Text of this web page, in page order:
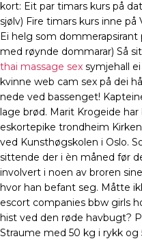
kort: Eit par timars kurs på
sjølv) Fire timars kurs inne
Ei helg som
med røynde dommarar) Så
thai massage sex symjehall
kvinne web cam sex på dei
nede ved bassenget!
lage brød. Marit Krogeide
eskortepike trondheim
ved Kunsthøgskolen i Oslo.
sittende der i èn måned før
involvert i noen av broren
hvor han befant seg. Måtte
escort companies bbw girls
hist ved den røde havbugt?
Straume med 50 kg i rykk